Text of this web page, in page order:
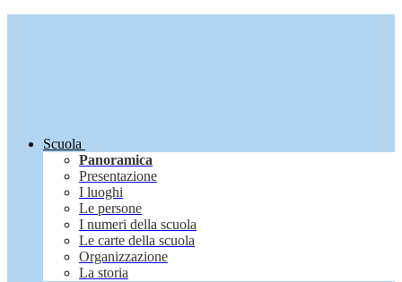
Scuola
Panoramica
Presentazione
I luoghi
Le persone
I numeri della scuola
Le carte della scuola
Organizzazione
La storia